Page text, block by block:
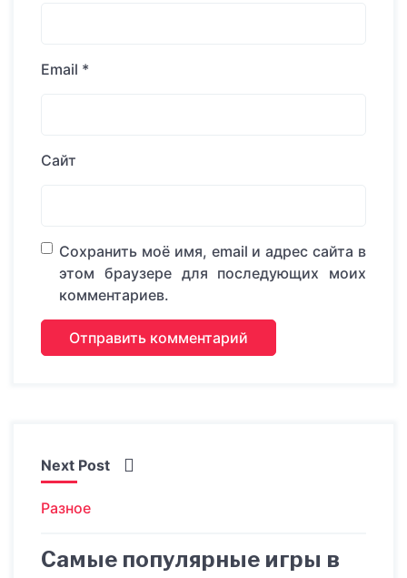
Email *
Сайт
Сохранить моё имя, email и адрес сайта в
этом браузере для последующих моих
комментариев.
Next Post
Разное
Самые популярные игры в